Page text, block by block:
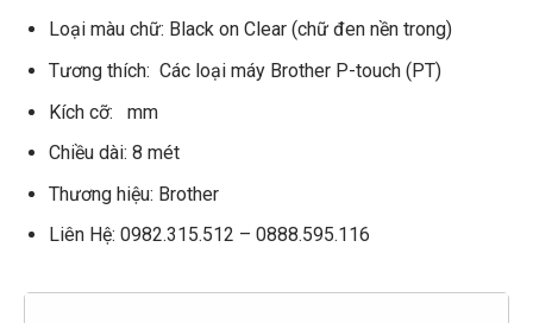
Loại màu chữ: Black on Clear (chữ đen nền trong)
Tương thích: Các loại máy Brother P-touch (PT)
Kích cỡ: mm
Chiều dài: 8 mét
Thương hiệu: Brother
Liên Hệ: 0982.315.512 – 0888.595.116